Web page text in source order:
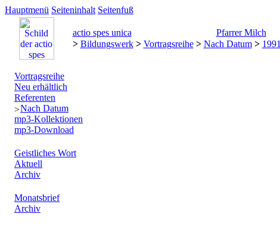
Hauptmenü Seiteninhalt Seitenfuß
actio spes unica Pfarrer Milch
> Bildungswerk > Vortragsreihe > Nach Datum > 1991
Vortragsreihe
Neu erhältlich
Referenten
Nach Datum
mp3-Kollektionen
mp3-Download
Geistliches Wort
Aktuell
Archiv
Monatsbrief
Archiv